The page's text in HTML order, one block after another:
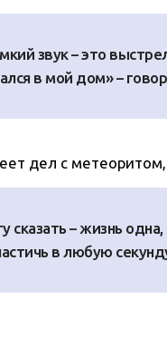
звук – это
в мой дом» –
дел с метеоритом,
сказать – жизнь одна,
в любую